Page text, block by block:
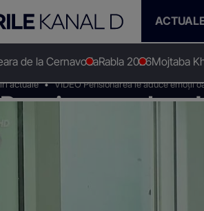
de la CernavodaRabla 2026Mojtaba
actuale VIDEO Pensionarea le aduce emoții
le
și vid